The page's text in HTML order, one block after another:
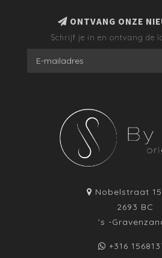
ONTVANG ONZE
Schrijf je in en ontvang de
Nobelstraat
2693 BC
's -
+316